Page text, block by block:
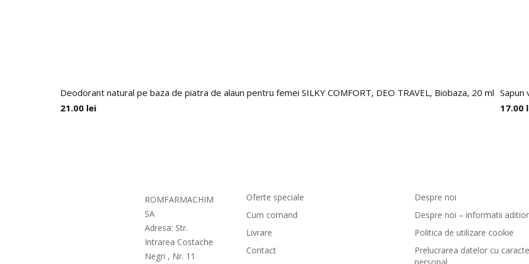
Deodorant natural pe baza de piatra de alaun pentru femei SILKY COMFORT, DEO TRAVEL, Biobaza, 20 ml
21.00 lei
Sapun
17.00
ROMFARMACHIM
SA
Adresa: Str.
Intrarea Costache
Negri , Nr. 11
Oferte speciale
Cum comand
Livrare
Contact
Despre noi
Despre noi – informatii
Politica de utilizare cookie
Prelucrarea datelor cu